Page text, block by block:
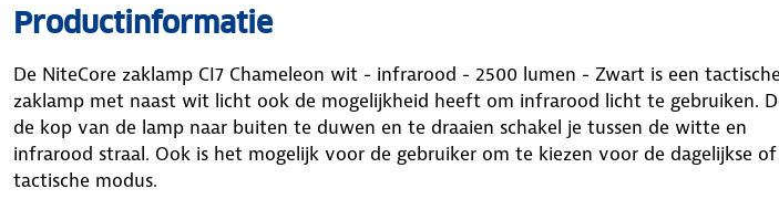
Productinformatie
De NiteCore zaklamp CI7 Chameleon wit - infrarood - 2500 lumen - Zwart is een
zaklamp met naast wit licht ook de mogelijkheid heeft om infrarood licht te gebruiken.
de kop van de lamp naar buiten te duwen en te draaien schakel je tussen de witte en
infrarood straal. Ook is het mogelijk voor de gebruiker om te kiezen voor de dagelijkse
tactische modus.